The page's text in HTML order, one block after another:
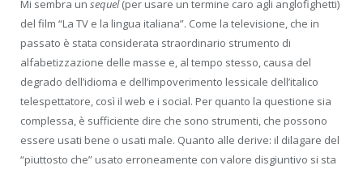
Mi sembra un sequel(per usare un termine caro agli anglofighetti)
del film “La TV e la lingua italiana”. Come la televisione, che in
passato è stata considerata straordinario strumento di
alfabetizzazione delle masse e, al tempo stesso, causa del
degrado dell’idioma e dell’impoverimento lessicale dell’italico
telespettatore, così il web e i social. Per quanto la questione sia
complessa, è sufficiente dire che sono strumenti, che possono
essere usati bene o usati male. Quanto alle derive: il dilagare del
“piuttosto che” usato erroneamente con valore disgiuntivo si sta